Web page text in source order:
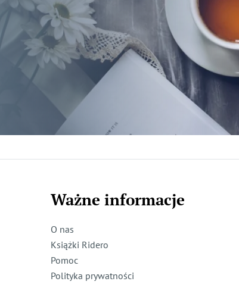
Ważne informacje
O nas
Książki Ridero
Pomoc
Polityka prywatności